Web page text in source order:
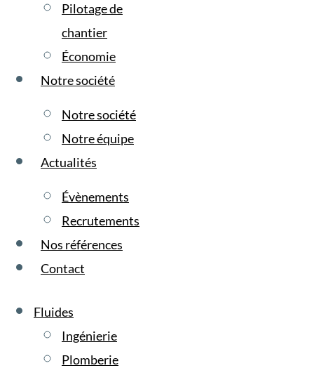
Pilotage de
chantier
Économie
Notre société
Notre société
Notre équipe
Actualités
Évènements
Recrutements
Nos références
Contact
Fluides
Ingénierie
Plomberie